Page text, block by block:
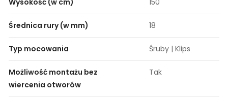
Średnica rury (w mm) 18
Typ mocowania Śruby | Klips
Możliwość montażu bez
wiercenia otworów
Tak